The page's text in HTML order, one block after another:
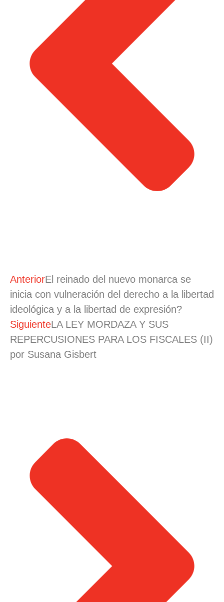
AnteriorEl reinado del nuevo monarca se
inicia con vulneración del derecho a la libertad
ideológica y a la libertad de expresión?
SiguienteLA LEY MORDAZA Y SUS
REPERCUSIONES PARA LOS FISCALES (II)
por Susana Gisbert